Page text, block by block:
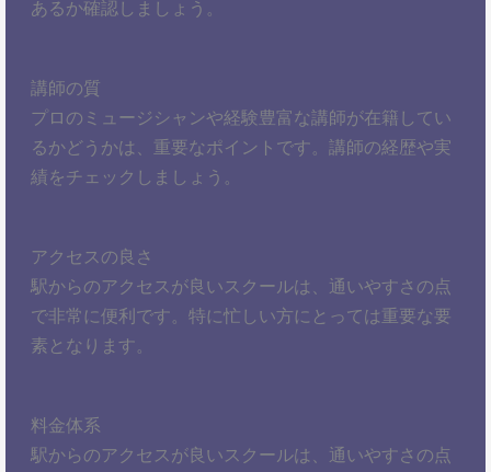
あるか確認しましょう。
講師の質
プロのミュージシャンや経験豊富な講師が在籍してい
るかどうかは、重要なポイントです。講師の経歴や実
績をチェックしましょう。
アクセスの良さ
駅からのアクセスが良いスクールは、通いやすさの点
で非常に便利です。特に忙しい方にとっては重要な要
素となります。
料金体系
駅からのアクセスが良いスクールは、通いやすさの点